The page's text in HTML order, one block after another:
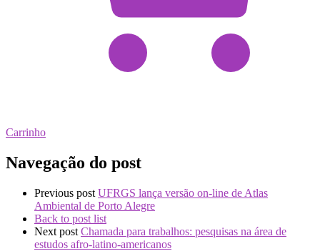
Carrinho
Navegação do post
Previous post UFRGS lança versão on-line de Atlas
Ambiental de Porto Alegre
Back to post list
Next post Chamada para trabalhos: pesquisas na área de
estudos afro-latino-americanos